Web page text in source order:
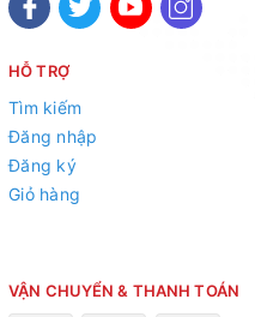
sang chậu
HỖ TRỢ
Tìm kiếm
Đăng nhập
Đăng ký
Giỏ hàng
VẬN CHUYỂN & THANH TOÁN